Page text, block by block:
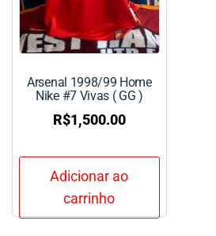
Arsenal 1998/99 Home
Nike #7 Vivas ( GG )
R$1,500.00
Adicionar ao
carrinho